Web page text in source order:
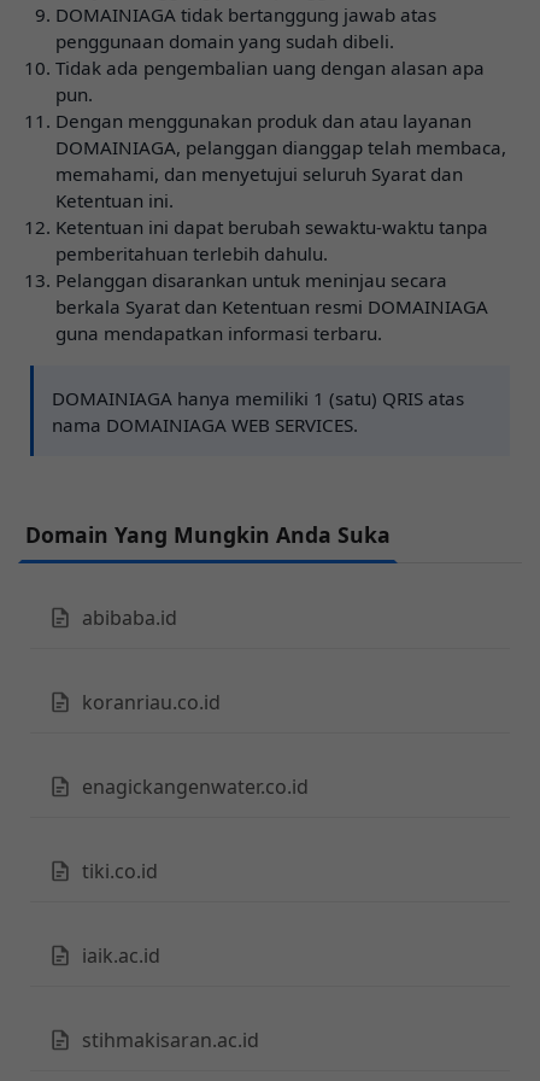
DOMAINIAGA tidak bertanggung jawab atas
penggunaan domain yang sudah dibeli.
Tidak ada pengembalian uang dengan alasan apa
pun.
Dengan menggunakan produk dan atau layanan
DOMAINIAGA, pelanggan dianggap telah membaca,
memahami, dan menyetujui seluruh Syarat dan
Ketentuan ini.
Ketentuan ini dapat berubah sewaktu-waktu tanpa
pemberitahuan terlebih dahulu.
Pelanggan disarankan untuk meninjau secara
berkala Syarat dan Ketentuan resmi DOMAINIAGA
guna mendapatkan informasi terbaru.
DOMAINIAGA hanya memiliki 1 (satu) QRIS atas
nama DOMAINIAGA WEB SERVICES.
Domain Yang Mungkin Anda Suka
abibaba.id
koranriau.co.id
enagickangenwater.co.id
tiki.co.id
iaik.ac.id
stihmakisaran.ac.id